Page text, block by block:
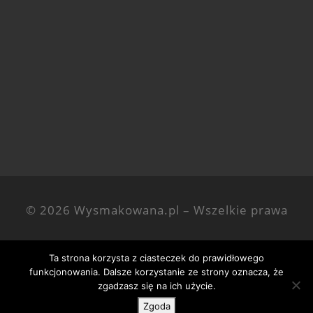
© 2026 Wysmakowana.pl – Wszelkie prawa
zastrzezone
Ta strona korzysta z ciasteczek do prawidłowego
funkcjonowania. Dalsze korzystanie ze strony oznacza, że
zgadzasz się na ich użycie.
Zgoda